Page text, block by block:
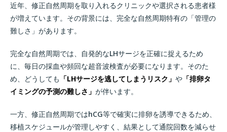
近年、修正自然周期を取り入れるクリニックや選択される患者様
が増えています。その背景には、完全な自然周期特有の「管理の
難しさ」があります。
完全な自然周期では、自発的なLHサージを正確に捉えるため
に、毎日の採血や頻回な超音波検査が必要になります。そのた
め、どうしても 「LHサージを逃してしまうリスク」 や 「排卵タ
イミングの予測の難しさ」 が伴います。
一方、修正自然周期ではhCG等で確実に排卵を誘導できるため、
移植スケジュールが管理しやすく、結果として通院回数を減らせ